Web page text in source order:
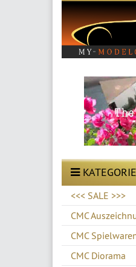
<<< SALE >>>
CMC
CMC
CMC Diorama